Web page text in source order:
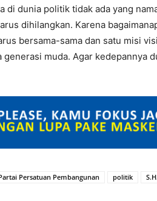
di dunia politik tidak ada yang
dihilangkan. Karena
bersama-sama dan satu misi
generasi muda. Agar kedepannya
Persatuan Pembangunan politik